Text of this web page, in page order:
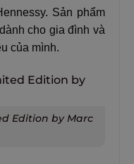
Sản phẩm
cho gia đình và
của mình.
Edition by Marc